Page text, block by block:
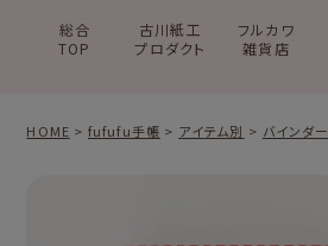
総合
TOP
古川紙工
プロダクト
フルカワ
雑貨店
HOME fufufu手帳 アイテム別 バインダー